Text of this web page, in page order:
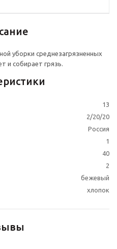
уборки среднезагрязненных
и собирает грязь.
13
2/20/20
Россия
1
40
2
бежевый
хлопок